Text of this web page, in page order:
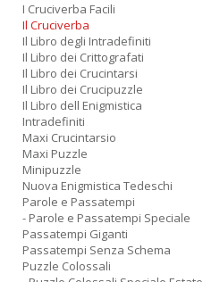
I Cruciverba Facili
Il Cruciverba
Il Libro degli Intradefiniti
Il Libro dei Crittografati
Il Libro dei Crucintarsi
Il Libro dei Crucipuzzle
Il Libro dell Enigmistica
Intradefiniti
Maxi Crucintarsio
Maxi Puzzle
Minipuzzle
Nuova Enigmistica Tedeschi
Parole e Passatempi
- Parole e Passatempi Speciale
Passatempi Giganti
Passatempi Senza Schema
Puzzle Colossali